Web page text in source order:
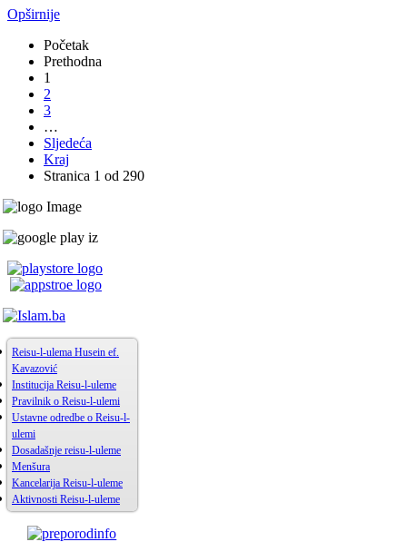
Opširnije
Početak
Prethodna
1
2
3
…
Sljedeća
Kraj
Stranica 1 od 290
Reisu-l-ulema Husein ef.
Kavazović
Institucija Reisu-l-uleme
Pravilnik o Reisu-l-ulemi
Ustavne odredbe o Reisu-l-
ulemi
Dosadašnje reisu-l-uleme
Menšura
Kancelarija Reisu-l-uleme
Aktivnosti Reisu-l-uleme